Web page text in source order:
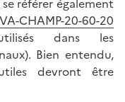
référer également
CHAMP-20-60-20
dans les
Bien entendu,
devront être